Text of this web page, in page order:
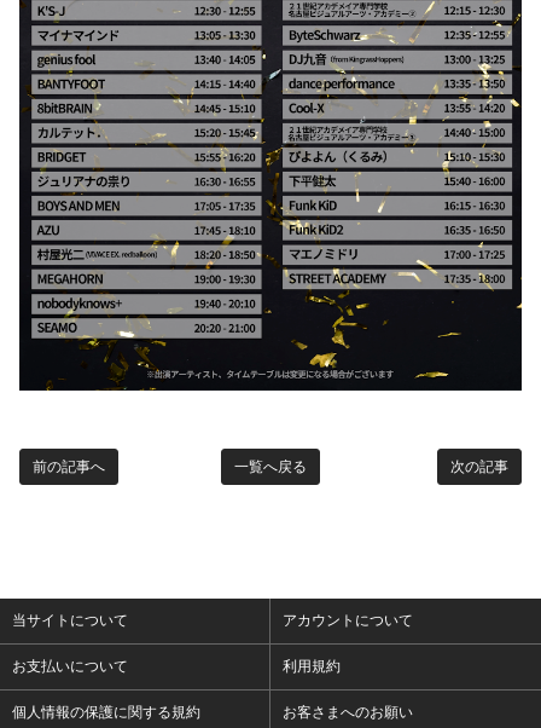
次の記事
一覧へ戻る
前の記事へ
当サイトについて アカウントについて
お支払いについて 利用規約
個人情報の保護に関する規約 お客さまへのお願い